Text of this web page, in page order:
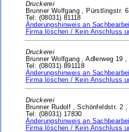
Druckerei
Brunner Wolfgang , Pürstlingstr.
Tel: (08031) 81118
Änderungshinweis an
Firma löschen / Kein Anschluss
Druckerei
Brunner Wolfgang ,Adlerweg 19 ,
Tel: (08031) 891118
Änderungshinweis an
Firma löschen / Kein Anschluss
Druckerei
Brunner Rudolf ,Schönfeldstr. 2 ,
Tel: (08031) 17830
Änderungshinweis an
Firma löschen / Kein Anschluss